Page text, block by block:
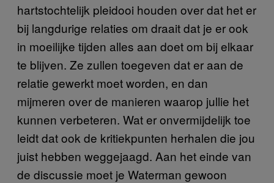
hartstochtelijk pleidooi houden over dat het er
bij langdurige relaties om draait dat je er ook
in moeilijke tijden alles aan doet om bij elkaar
te blijven. Ze zullen toegeven dat er aan de
relatie gewerkt moet worden, en dan
mijmeren over de manieren waarop jullie het
kunnen verbeteren. Wat er onvermijdelijk toe
leidt dat ook de kritiekpunten herhalen die jou
juist hebben weggejaagd. Aan het einde van
de discussie moet je Waterman gewoon